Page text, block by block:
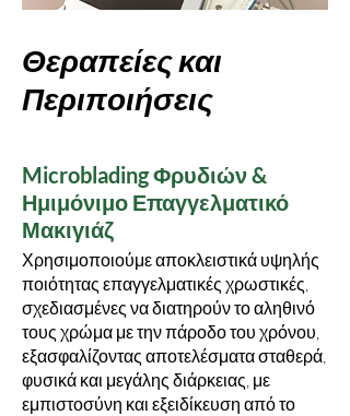
Θεραπείες και
Περιποιήσεις
Microblading Φρυδιών &
Ημιμόνιμο Επαγγελματικό
Μακιγιάζ
Χρησιμοποιούμε αποκλειστικά υψηλής
ποιότητας επαγγελματικές χρωστικές,
σχεδιασμένες να διατηρούν το αληθινό
τους χρώμα με την πάροδο του χρόνου,
εξασφαλίζοντας αποτελέσματα σταθερά,
φυσικά και μεγάλης διάρκειας, με
εμπιστοσύνη και εξειδίκευση από το